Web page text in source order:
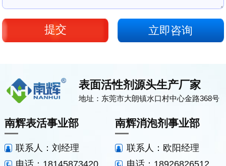
立即咨询
表面活性剂源头生产厂家
地址：东莞市大朗镇水口村中心金路368号
南辉表活事业部
联系人：刘经理
电话：18145873420
南辉消泡剂事业部
联系人：欧阳经理
电话：18926826512